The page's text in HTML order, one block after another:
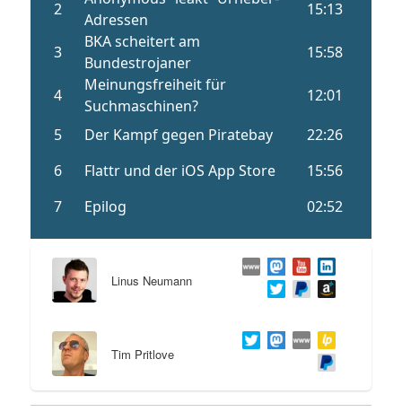
Linus Neumann
Tim Pritlove